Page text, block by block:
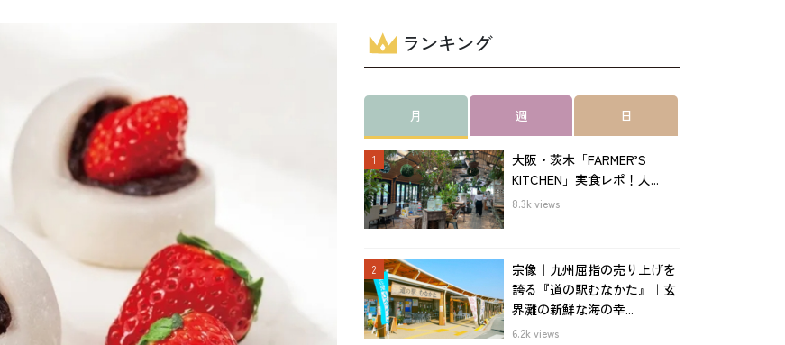
ランキング
月 週 日
大阪・茨木「FARMER’S
KITCHEN」実食レポ！人...
8.3k views
宗像｜九州屈指の売り上げを
誇る『道の駅むなかた』｜玄
界灘の新鮮な海の幸...
6.2k views